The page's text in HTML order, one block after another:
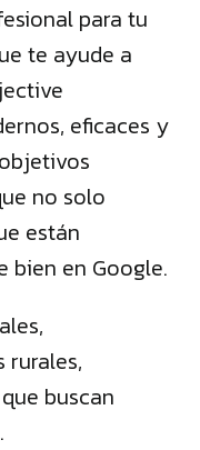
para tu
te ayude a
eficaces y
no solo
están
bien en Google.
rurales,
buscan